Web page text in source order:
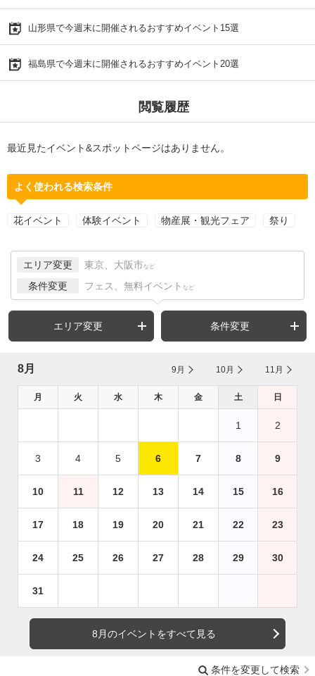
山形県で今週末に開催されるおすすめイベント15選
福島県で今週末に開催されるおすすめイベント20選
閲覧履歴
最近見たイベント&スポットページはありません。
よく使われる検索条件
花イベント 体験イベント 物産展・観光フェア 祭り
エリア変更 東京、大阪市 など
条件変更 フェス、無料イベント など
エリア変更 条件変更
8月 9月 10月 11月
月 火 水 木 金 土 日
1 2
3 4 5 6 7 8 9
10 11 12 13 14 15 16
17 18 19 20 21 22 23
24 25 26 27 28 29 30
31
8月のイベントをすべて見る
条件を変更して検索